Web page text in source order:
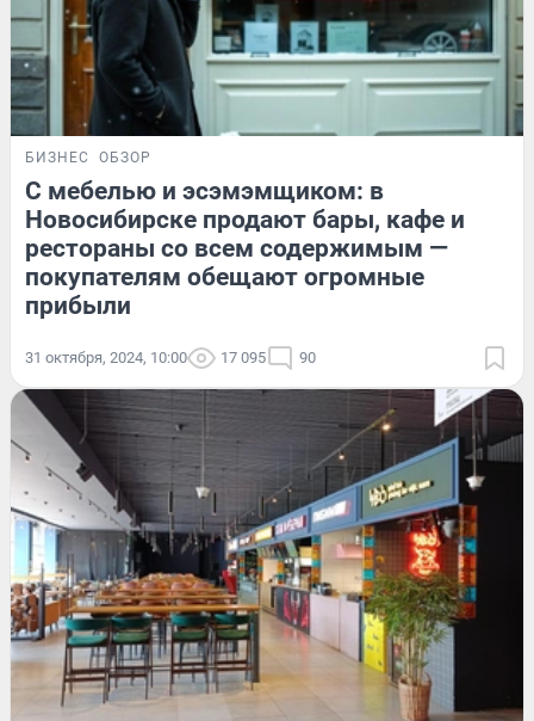
БИЗНЕС ОБЗОР
С мебелью и эсэмэмщиком: в
Новосибирске продают бары, кафе и
рестораны со всем содержимым —
покупателям обещают огромные
прибыли
31 октября, 2024, 10:00 17 095 90